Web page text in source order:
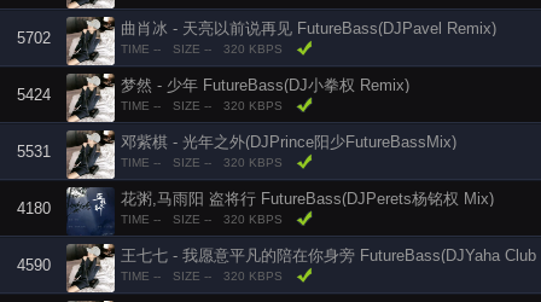
5702
曲肖冰 - 天亮以前说再见 FutureBass(DJPavel Remix)
TIME -- SIZE -- 320 KBPS
5424
梦然 - 少年 FutureBass(DJ小拳权 Remix)
TIME -- SIZE -- 320 KBPS
5531
邓紫棋 - 光年之外(DJPrince阳少FutureBassMix)
TIME -- SIZE -- 320 KBPS
4180
花粥,马雨阳 盗将行 FutureBass(DJPerets杨铭权 Mix)
TIME -- SIZE -- 320 KBPS
4590
王七七 - 我愿意平凡的陪在你身旁 FutureBass(DJYaha Club
TIME -- SIZE -- 320 KBPS